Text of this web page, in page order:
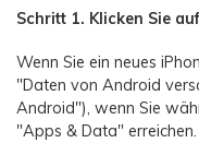
Schritt 1. Klicken Sie
Wenn Sie ein neues
"Daten von Android
Android"), wenn Sie
"Apps & Data"